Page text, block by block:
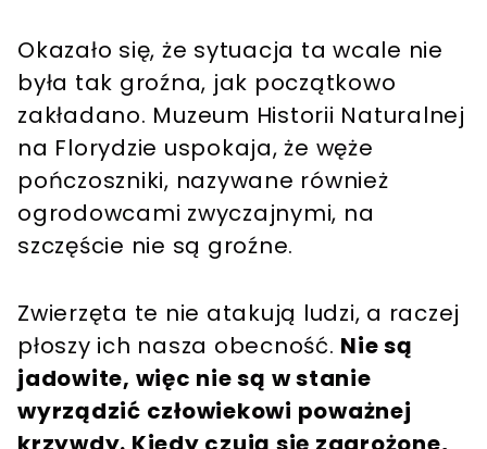
Okazało się, że sytuacja ta wcale nie
była tak groźna, jak początkowo
zakładano. Muzeum Historii Naturalnej
na Florydzie uspokaja, że węże
pończoszniki, nazywane również
ogrodowcami zwyczajnymi, na
szczęście nie są groźne.
Zwierzęta te nie atakują ludzi, a raczej
płoszy ich nasza obecność. Nie są
jadowite, więc nie są w stanie
wyrządzić człowiekowi poważnej